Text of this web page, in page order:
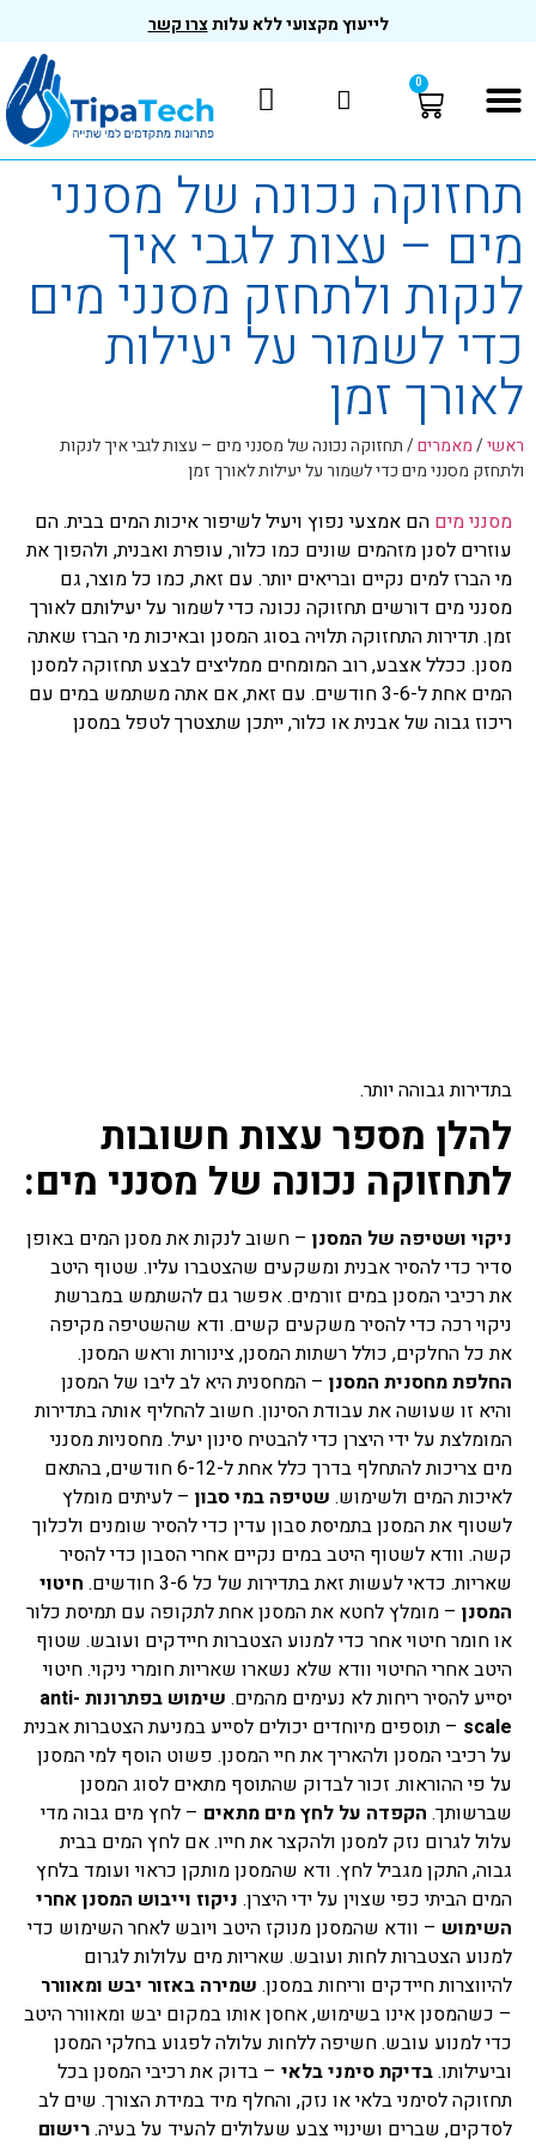
לייעוץ מקצועי ללא עלותצרו קשר
0
תחזוקה נכונה של מסנני
מים – עצות לגבי איך
לנקות ולתחזק מסנני מים
כדי לשמור על יעילות
לאורך זמן
ראשי/מאמרים/תחזוקה נכונה של מסנני מים – עצות לגבי איך לנקות
ולתחזק מסנני מים כדי לשמור על יעילות לאורך זמן
מסנני מים הם אמצעי נפוץ ויעיל לשיפור איכות המים בבית. הם
עוזרים לסנן מזהמים שונים כמו כלור, עופרת ואבנית, ולהפוך את
מי הברז למים נקיים ובריאים יותר. עם זאת, כמו כל מוצר, גם
מסנני מים דורשים תחזוקה נכונה כדי לשמור על יעילותם לאורך
זמן. תדירות התחזוקה תלויה בסוג המסנן ובאיכות מי הברז שאתה
מסנן. ככלל אצבע, רוב המומחים ממליצים לבצע תחזוקה למסנן
המים אחת ל-3-6 חודשים. עם זאת, אם אתה משתמש במים עם
ריכוז גבוה של אבנית או כלור, ייתכן שתצטרך לטפל במסנן
בתדירות גבוהה יותר.
להלן מספר עצות חשובות
לתחזוקה נכונה של מסנני מים:
ניקוי ושטיפה של המסנן – חשוב לנקות את מסנן המים באופן
סדיר כדי להסיר אבנית ומשקעים שהצטברו עליו. שטוף היטב
את רכיבי המסנן במים זורמים. אפשר גם להשתמש במברשת
ניקוי רכה כדי להסיר משקעים קשים. ודא שהשטיפה מקיפה
את כל החלקים, כולל רשתות המסנן, צינורות וראש המסנן.
החלפת מחסנית המסנן – המחסנית היא לב ליבו של המסנן
והיא זו שעושה את עבודת הסינון. חשוב להחליף אותה בתדירות
המומלצת על ידי היצרן כדי להבטיח סינון יעיל. מחסניות מסנני
מים צריכות להתחלף בדרך כלל אחת ל-6-12 חודשים, בהתאם
לאיכות המים ולשימוש. שטיפה במי סבון – לעיתים מומלץ
לשטוף את המסנן בתמיסת סבון עדין כדי להסיר שומנים ולכלוך
קשה. וודא לשטוף היטב במים נקיים אחרי הסבון כדי להסיר
שאריות. כדאי לעשות זאת בתדירות של כל 3-6 חודשים.
חיטוי
המסנן – מומלץ לחטא את המסנן אחת לתקופה עם תמיסת כלור
או חומר חיטוי אחר כדי למנוע הצטברות חיידקים ועובש. שטוף
היטב אחרי החיטוי וודא שלא נשארו שאריות חומרי ניקוי. חיטוי
יסייע להסיר ריחות לא נעימים מהמים.
שימוש בפתרונות anti-
scale – תוספים מיוחדים יכולים לסייע במניעת הצטברות אבנית
על רכיבי המסנן ולהאריך את חיי המסנן. פשוט הוסף למי המסנן
על פי ההוראות. זכור לבדוק שהתוסף מתאים לסוג המסנן
שברשותך. הקפדה על לחץ מים מתאים – לחץ מים גבוה מדי
עלול לגרום נזק למסנן ולהקצר את חייו. אם לחץ המים בבית
גבוה, התקן מגביל לחץ. ודא שהמסנן מותקן כראוי ועומד בלחץ
המים הביתי כפי שצוין על ידי היצרן. ניקוז וייבוש המסנן אחרי
השימוש – וודא שהמסנן מנוקז היטב ויובש לאחר השימוש כדי
למנוע הצטברות לחות ועובש. שאריות מים עלולות לגרום
להיווצרות חיידקים וריחות במסנן. שמירה באזור יבש ומאוורר
– כשהמסנן אינו בשימוש, אחסן אותו במקום יבש ומאוורר היטב
כדי למנוע עובש. חשיפה ללחות עלולה לפגוע בחלקי המסנן
וביעילותו.בדיקת סימני בלאי – בדוק את רכיבי המסנן בכל
תחזוקה לסימני בלאי או נזק, והחלף מיד במידת הצורך. שים לב
לסדקים, שברים ושינויי צבע שעלולים להעיד על בעיה.רישום